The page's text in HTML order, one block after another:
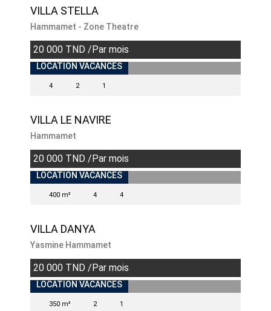
VILLA STELLA
Hammamet - Zone Theatre
20 000 TND /Par mois
INDISPONIBLE
LOCATION VACANCES
4 2 1
VILLA LE NAVIRE
Hammamet
20 000 TND /Par mois
LOCATION VACANCES
400 m² 4 4
VILLA DANYA
Yasmine Hammamet
20 000 TND /Par mois
LOCATION VACANCES
350 m² 2 1